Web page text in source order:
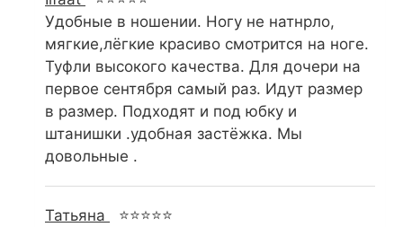
Удобные в ношении. Ногу не натнрло,
мягкие,лёгкие красиво смотрится на ноге.
Туфли высокого качества. Для дочери на
первое сентября самый раз. Идут размер
в размер. Подходят и под юбку и
штанишки .удобная застёжка. Мы
довольные .
Татьяна
⭐⭐⭐⭐⭐